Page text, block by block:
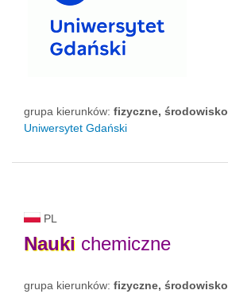
grupa kierunków: fizyczne, środowisko
Uniwersytet Gdański
PL
Nauki chemiczne
grupa kierunków: fizyczne, środowisko